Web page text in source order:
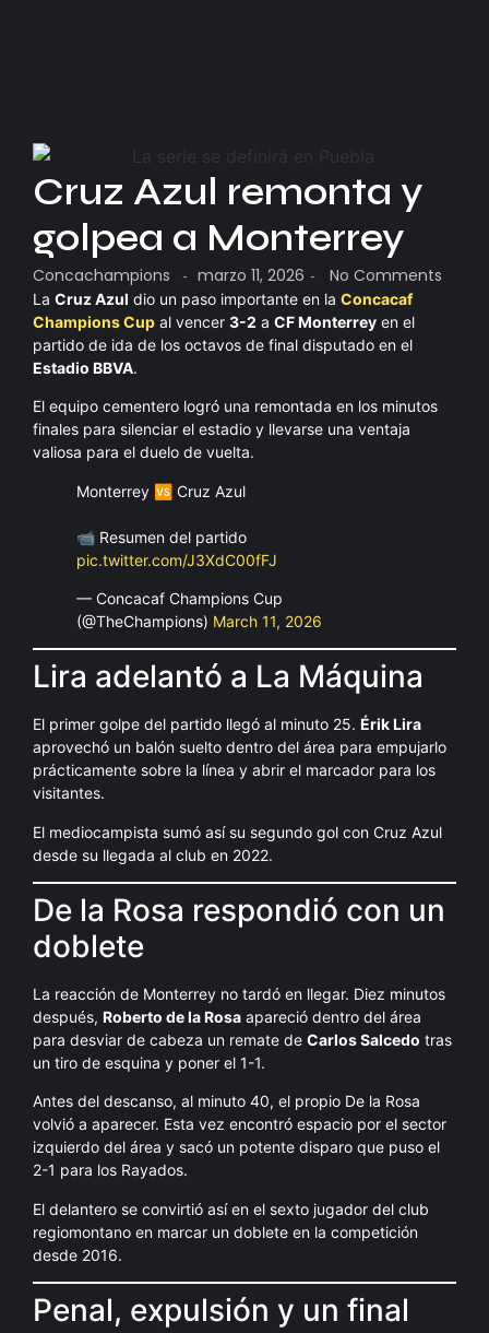
Cruz Azul remonta y
golpea a Monterrey
Concachampions - marzo 11, 2026 - No Comments
La Cruz Azul dio un paso importante en la Concacaf
Champions Cup al vencer 3-2 a CF Monterrey en el
partido de ida de los octavos de final disputado en el
Estadio BBVA.
El equipo cementero logró una remontada en los minutos
finales para silenciar el estadio y llevarse una ventaja
valiosa para el duelo de vuelta.
Monterrey 🆚 Cruz Azul
📹 Resumen del partido
pic.twitter.com/J3XdC00fFJ
— Concacaf Champions Cup
(@TheChampions) March 11, 2026
Lira adelantó a La Máquina
El primer golpe del partido llegó al minuto 25. Érik Lira
aprovechó un balón suelto dentro del área para empujarlo
prácticamente sobre la línea y abrir el marcador para los
visitantes.
El mediocampista sumó así su segundo gol con Cruz Azul
desde su llegada al club en 2022.
De la Rosa respondió con un
doblete
La reacción de Monterrey no tardó en llegar. Diez minutos
después, Roberto de la Rosa apareció dentro del área
para desviar de cabeza un remate de Carlos Salcedo tras
un tiro de esquina y poner el 1-1.
Antes del descanso, al minuto 40, el propio De la Rosa
volvió a aparecer. Esta vez encontró espacio por el sector
izquierdo del área y sacó un potente disparo que puso el
2-1 para los Rayados.
El delantero se convirtió así en el sexto jugador del club
regiomontano en marcar un doblete en la competición
desde 2016.
Penal, expulsión y un final